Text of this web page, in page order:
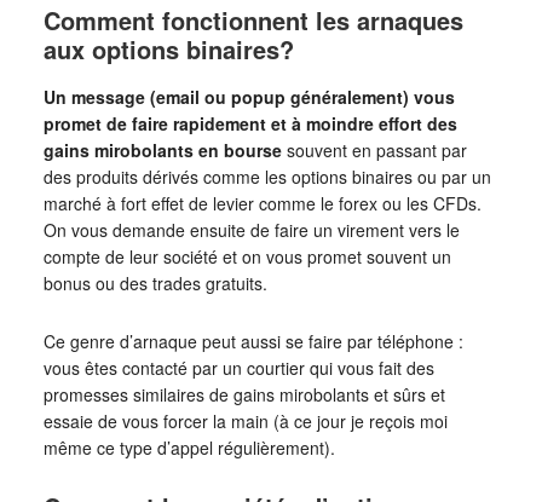
Comment fonctionnent les arnaques
aux options binaires?
Un message (email ou popup généralement) vous
promet de faire rapidement et à moindre effort des
gains mirobolants en boursesouvent en passant par
des produits dérivés comme les options binaires ou par un
marché à fort effet de levier comme le forex ou les CFDs.
On vous demande ensuite de faire un virement vers le
compte de leur société et on vous promet souvent un
bonus ou des trades gratuits.
Ce genre d’arnaque peut aussi se faire par téléphone :
vous êtes contacté par un courtier qui vous fait des
promesses similaires de gains mirobolants et sûrs et
essaie de vous forcer la main (à ce jour je reçois moi
même ce type d’appel régulièrement).